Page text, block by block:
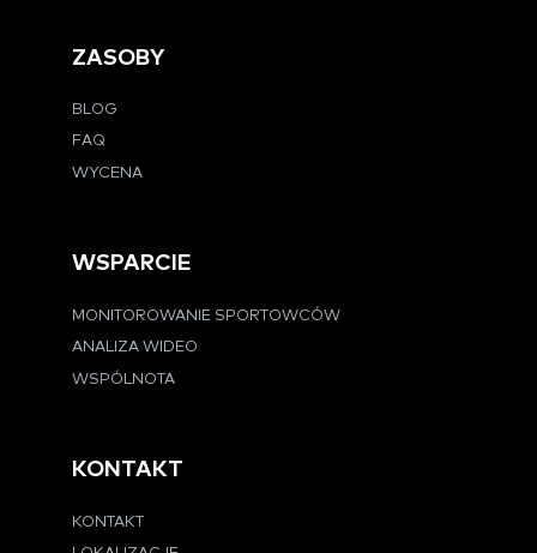
ZASOBY
BLOG
FAQ
WYCENA
WSPARCIE
MONITOROWANIE SPORTOWCÓW
ANALIZA WIDEO
WSPÓLNOTA
KONTAKT
KONTAKT